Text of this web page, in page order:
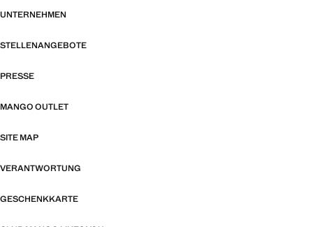
UNTERNEHMEN
STELLENANGEBOTE
PRESSE
MANGO OUTLET
SITE MAP
VERANTWORTUNG
GESCHENKKARTE